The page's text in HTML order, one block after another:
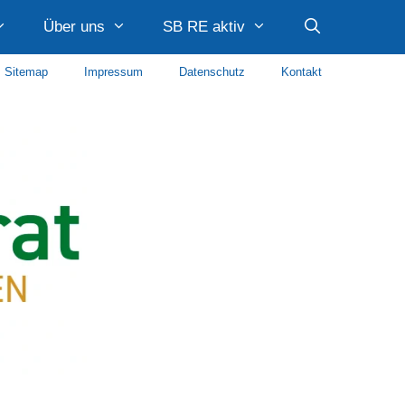
Über uns
Diakonie im Kirchenkreis Recklinghausen
AWO Paulusquartier
Quartier Hillerheide Caritas
SB RE aktiv
Sitemap Impressum Datenschutz Kontakt